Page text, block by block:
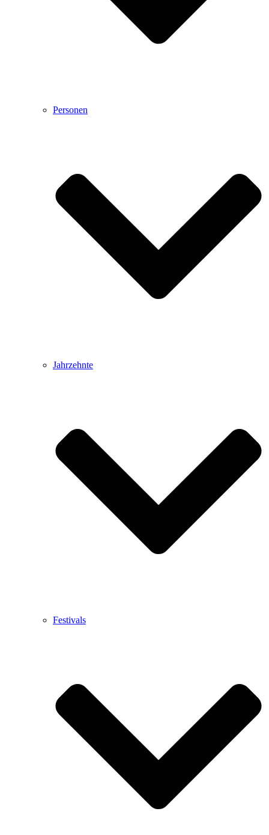
Personen
Jahrzehnte
Festivals